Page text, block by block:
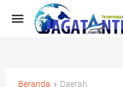
Beranda Daerah